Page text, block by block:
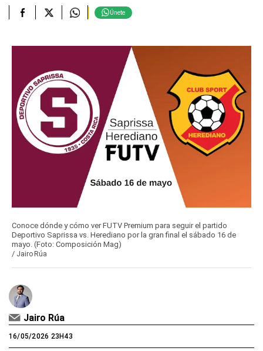
Únete
Conoce dónde y cómo ver FUTV Premium para seguir el partido
Deportivo Saprissa vs. Herediano por la gran final el sábado 16 de
mayo. (Foto: Composición Mag)
/ Jairo Rúa
Jairo Rúa
16/05/2026 23H43